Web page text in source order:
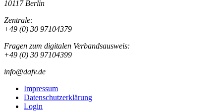
10117 Berlin
Zentrale:
+49 (0) 30 97104379
Fragen zum digitalen Verbandsausweis:
+49 (0) 30 97104399
info@dafv.de
Impressum
Datenschutzerklärung
Login